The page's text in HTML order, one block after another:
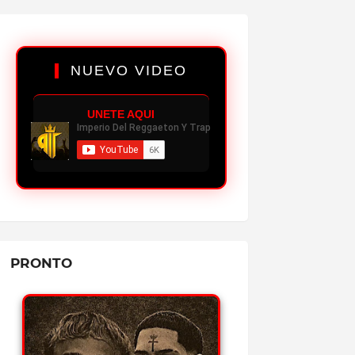
BABIDI - GEEZYDEE FT MIKY WOODZ
CASH - OVI FT ALMIGHTY
REPRODUCIR MP3
3.6K PLAYS✔
REPRODUCIR MP3
WSOUND 08: PICO Y CHAO - KRIS R
REPRODUCIR MP3
5.4K PLAYS✔
NUEVO VIDEO
UNETE AQUI
PRONTO